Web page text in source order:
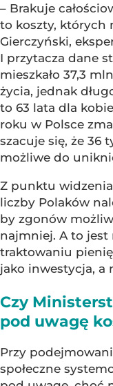
– Brakuje
to koszty, których
Gierczyński,
I przytacza dane
mieszkało 37,3
życia, jednak
to 63 lata dla
roku w Polsce
szacuje się, że 36
możliwe do
Z punktu
liczby Polaków
by zgonów
najmniej. A to
traktowaniu
jako inwestycja, a
Czy
pod uwagę
Przy
społeczne